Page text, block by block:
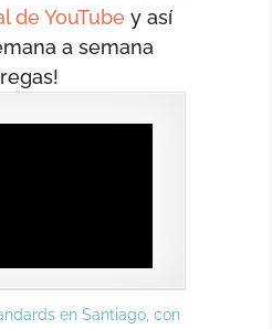
de YouTube y así
a semana
en Santiago, con